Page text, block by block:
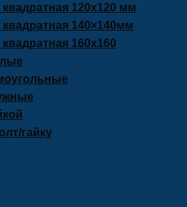
120х120 мм
140×140мм
160х160
гайку